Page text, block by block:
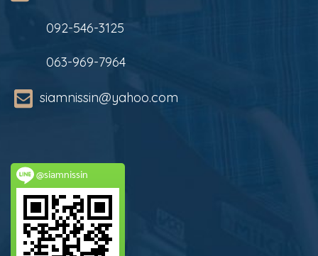
092-546-3125
063-969-7964
siamnissin@yahoo.com
@siamnissin